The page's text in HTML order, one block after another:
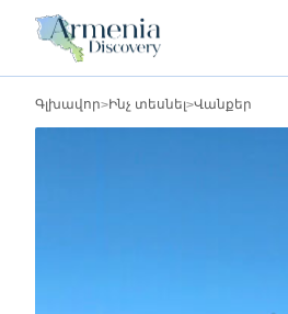
Գլխավոր>Ինչ տեսնել>Վանքեր